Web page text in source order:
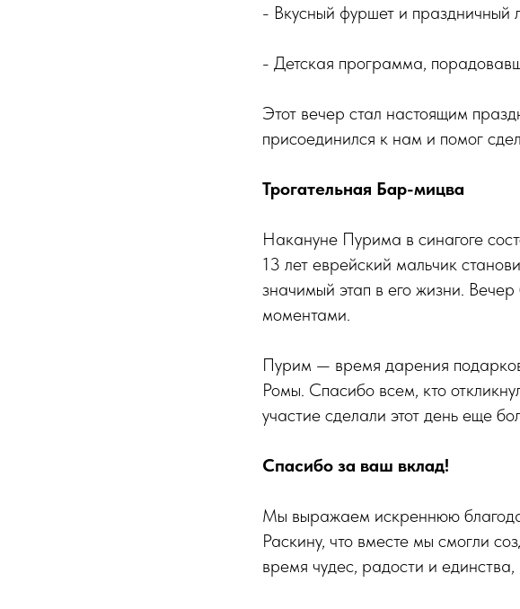
- Вкусный фуршет и праздничный
- Детская программа,
Этот вечер стал настоящим
присоединился к нам и помог
Трогательная Бар-мицва
Накануне Пурима в синагоге
13 лет еврейский мальчик
значимый этап в его жизни.
моментами.
Пурим — время дарения
Ромы. Спасибо всем, кто
участие сделали этот день еще
Спасибо за ваш вклад!
Мы выражаем искреннюю
Раскину, что вместе мы смогли
время чудес, радости и